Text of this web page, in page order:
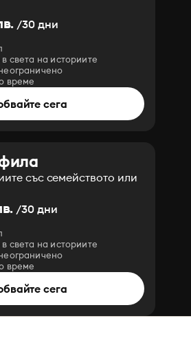
/30 дни
света на историите
време
сега
със семейството или
/30 дни
света на историите
време
сега